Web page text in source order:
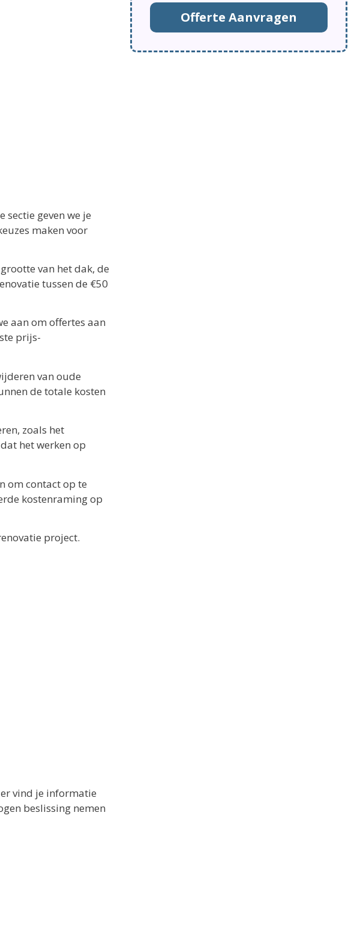
geven we je
maken voor
van het dak, de
tussen de €50
aan om offertes aan
prijs-
van oude
de totale kosten
zoals het
het werken op
om contact op te
kostenraming op
project.
vind je informatie
beslissing nemen
Offerte Aanvragen